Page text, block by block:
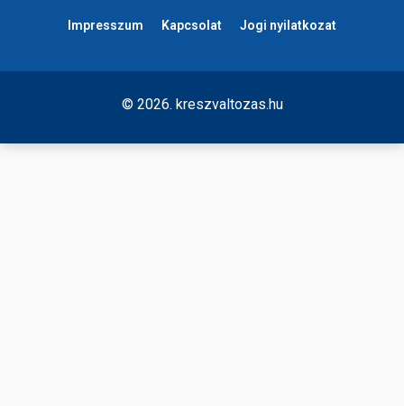
Impresszum Kapcsolat Jogi nyilatkozat
© 2026. kreszvaltozas.hu